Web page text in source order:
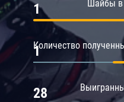
Шайбы в
1
Количество
1
28